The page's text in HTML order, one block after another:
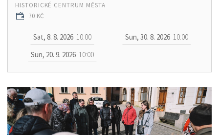
HISTORICKÉ CENTRUM MĚSTA
70 KČ
Sat, 8. 8. 2026 10:00 Sun, 30. 8. 2026 10:00
Sun, 20. 9. 2026 10:00